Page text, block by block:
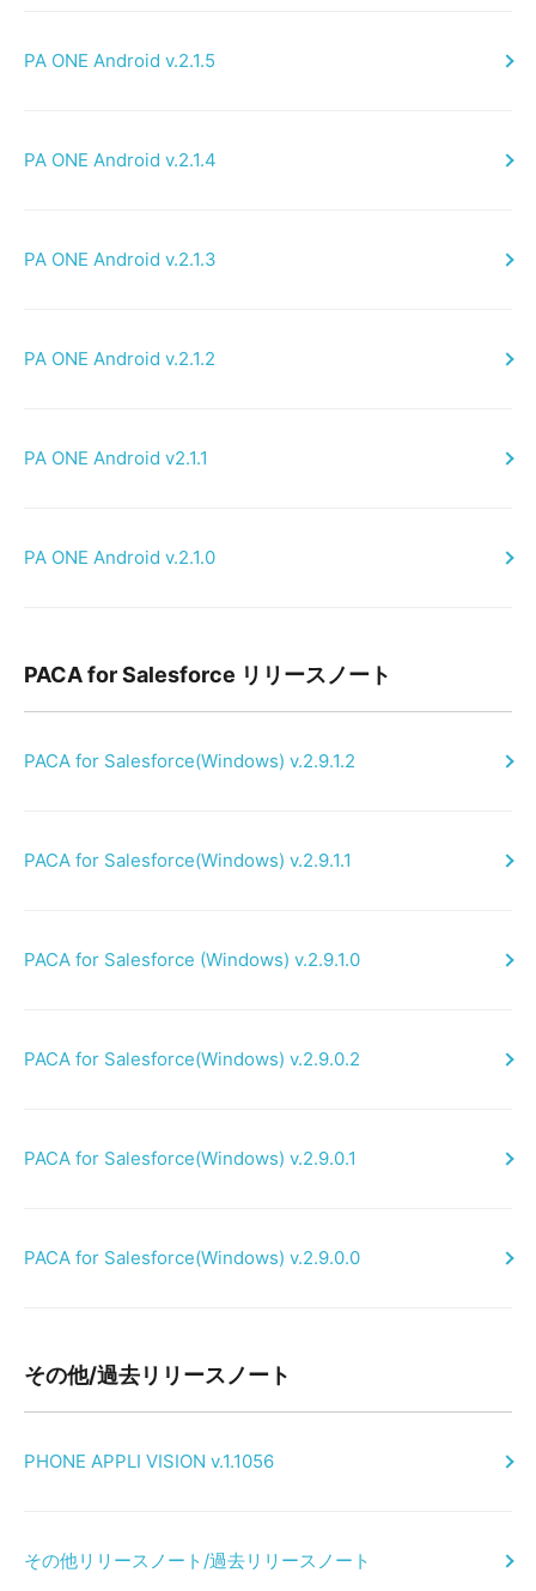
PA ONE Android v.2.1.5
PA ONE Android v.2.1.4
PA ONE Android v.2.1.3
PA ONE Android v.2.1.2
PA ONE Android v2.1.1
PA ONE Android v.2.1.0
PACA for Salesforce リリースノート
PACA for Salesforce(Windows) v.2.9.1.2
PACA for Salesforce(Windows) v.2.9.1.1
PACA for Salesforce (Windows) v.2.9.1.0
PACA for Salesforce(Windows) v.2.9.0.2
PACA for Salesforce(Windows) v.2.9.0.1
PACA for Salesforce(Windows) v.2.9.0.0
その他/過去リリースノート
PHONE APPLI VISION v.1.1056
その他リリースノート/過去リリースノート